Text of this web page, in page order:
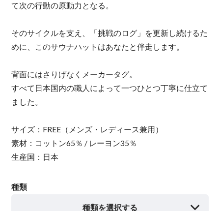
て次の行動の原動力となる。
そのサイクルを支え、「挑戦のログ」を更新し続けるた
めに、このサウナハットはあなたと伴走します。
背面にはさりげなくメーカータグ。
すべて日本国内の職人によって一つひとつ丁寧に仕立て
ました。
サイズ：FREE（メンズ・レディース兼用）
素材：コットン65％ / レーヨン35％
生産国：日本
種類
種類を選択する